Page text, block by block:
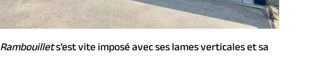
Rambouillets’est vite imposé avec ses lames verticales et sa